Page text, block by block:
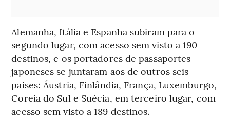
Alemanha, Itália e Espanha subiram para o
segundo lugar, com acesso sem visto a 190
destinos, e os portadores de passaportes
japoneses se juntaram aos de outros seis
países: Áustria, Finlândia, França, Luxemburgo,
Coreia do Sul e Suécia, em terceiro lugar, com
acesso sem visto a 189 destinos.